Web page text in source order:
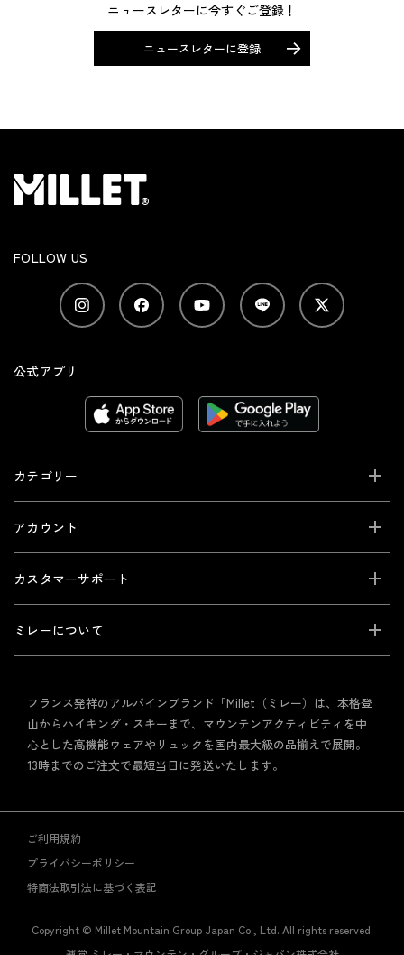
ニュースレターに今すぐご登録！
ニュースレターに登録
FOLLOW US
公式アプリ
カテゴリー
アカウント
カスタマーサポート
ミレーについて
フランス発祥のアルパインブランド「Millet（ミレー）は、本格登
山からハイキング・スキーまで、マウンテンアクティビティを中
心とした高機能ウェアやリュックを国内最大級の品揃えで展開。
13時までのご注文で最短当日に発送いたします。
ご利用規約
プライバシーポリシー
特商法取引法に基づく表記
Copyright © Millet Mountain Group Japan Co., Ltd. All rights reserved.